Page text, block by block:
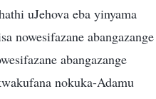
uJehova eba yinyama
nowesifazane abangazange
abangazange
nokuka-Adamu